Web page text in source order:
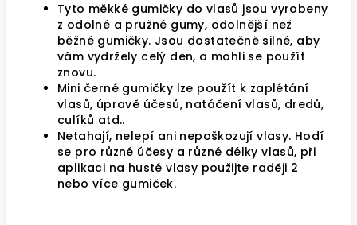
Tyto měkké gumičky do vlasů jsou vyrobeny
z odolné a pružné gumy, odolnější než
běžné gumičky. Jsou dostatečně silné, aby
vám vydržely celý den, a mohli se použít
znovu.
Mini černé gumičky lze použít k zaplétání
vlasů, úpravě účesů, natáčení vlasů, dredů,
culíků atd..
Netahají, nelepí ani nepoškozují vlasy. Hodí
se pro různé účesy a různé délky vlasů, při
aplikaci na husté vlasy použijte raději 2
nebo více gumiček.